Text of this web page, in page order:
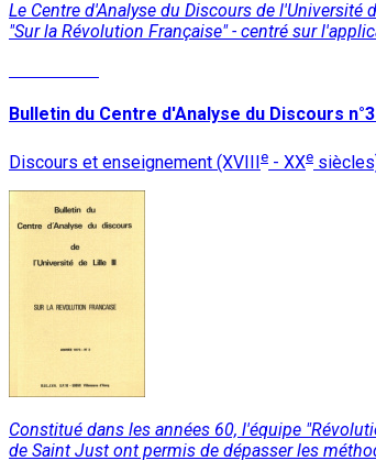
Le Centre d'Analyse du Discours de
"Sur la Révolution Française" - centré sur
Bulletin du Centre d'Analyse du Discours
Discours et enseignement (XVIIIe - XXe
Constitué dans les années 60, l'équipe
de Saint Just ont permis de dépasser les